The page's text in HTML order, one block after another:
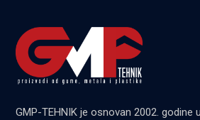
GMP-TEHNIK je osnovan 2002. godine